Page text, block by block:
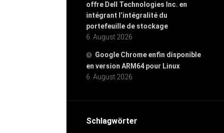
offre Dell Technologies Inc. en
intégrant l’intégralité du
portefeuille de stockage
6. August 2026
Google Chrome enfin disponible
en version ARM64 pour Linux
6. August 2026
Schlagwörter